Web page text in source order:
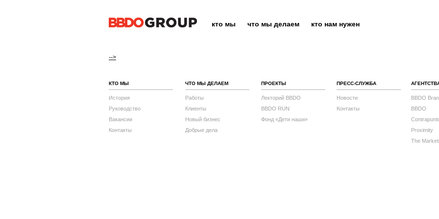
кто мы что мы делаем кто нам нужен
-->
КТО МЫ
История
Руководство
Вакансии
Контакты
ЧТО МЫ ДЕЛАЕМ
Работы
Клиенты
Новый бизнес
Добрые дела
ПРОЕКТЫ
Лекторий BBDO
BBDO RUN
Фонд «Дети наши»
ПРЕСС-СЛУЖБА
Новости
Контакты
BBDO
BBDO
Proximity
The